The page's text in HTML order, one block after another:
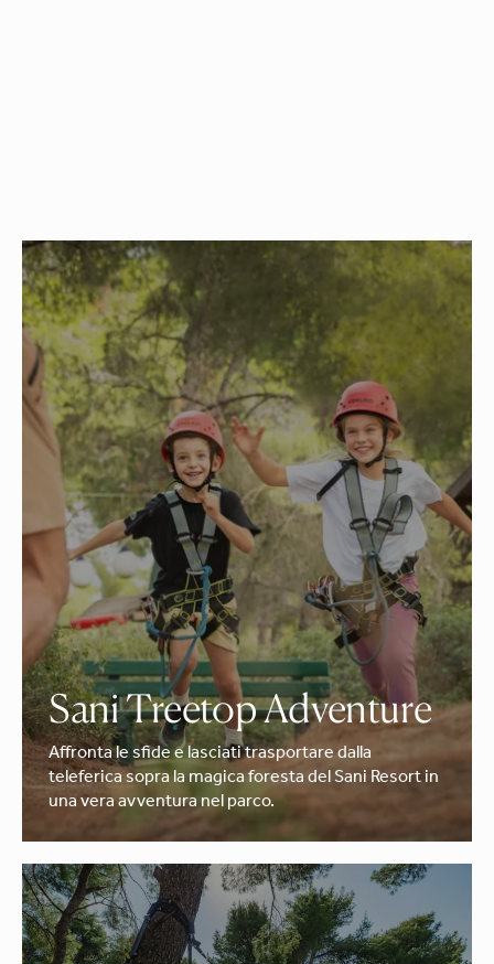
Sani Treetop Adventure
Affronta le sfide e lasciati trasportare dalla
teleferica sopra la magica foresta del Sani Resort in
una vera avventura nel parco.